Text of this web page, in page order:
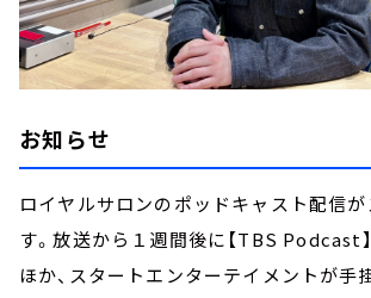
お知らせ
ロイヤルサロンのポッドキャスト配信
す。放送から１週間後に【TBS Podcast
ほか、スタートエンターテイメントが手